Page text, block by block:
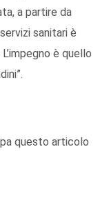
a partire da
sanitari è
è quello
questo articolo